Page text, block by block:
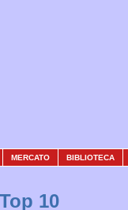
MERCATO BIBLIOTECA
Top 10